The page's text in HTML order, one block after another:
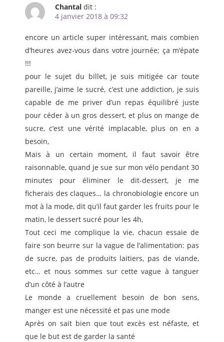
Chantal dit :
4 janvier 2018 à 09:32
encore un article super intéressant, mais combien
d’heures avez-vous dans votre journée; ça m’épate
!!!
pour le sujet du billet, je suis mitigée car toute
pareille, j’aime le sucré, c’est une addiction, je suis
capable de me priver d’un repas équilibré juste
pour céder à un gros dessert, et plus on mange de
sucre, c’est une vérité implacable, plus on en a
besoin,
Mais à un certain moment, il faut savoir être
raisonnable, quand je sue sur mon vélo pendant 30
minutes pour éliminer le dit-dessert, je me
ficherais des claques… la chronobiologie encore un
mot à la mode, dit qu’il faut garder les fruits pour le
matin, le dessert sucré pour les 4h,
Tout ceci me complique la vie, chacun essaie de
faire son beurre sur la vague de l’alimentation: pas
de sucre, pas de produits laitiers, pas de viande,
etc… et nous sommes sur cette vague à tanguer
d’un côté à l’autre
Le monde a cruellement besoin de bon sens,
manger est une nécessité et pas une mode
Après on sait bien que tout excès est néfaste, et
que le but est de garder la santé